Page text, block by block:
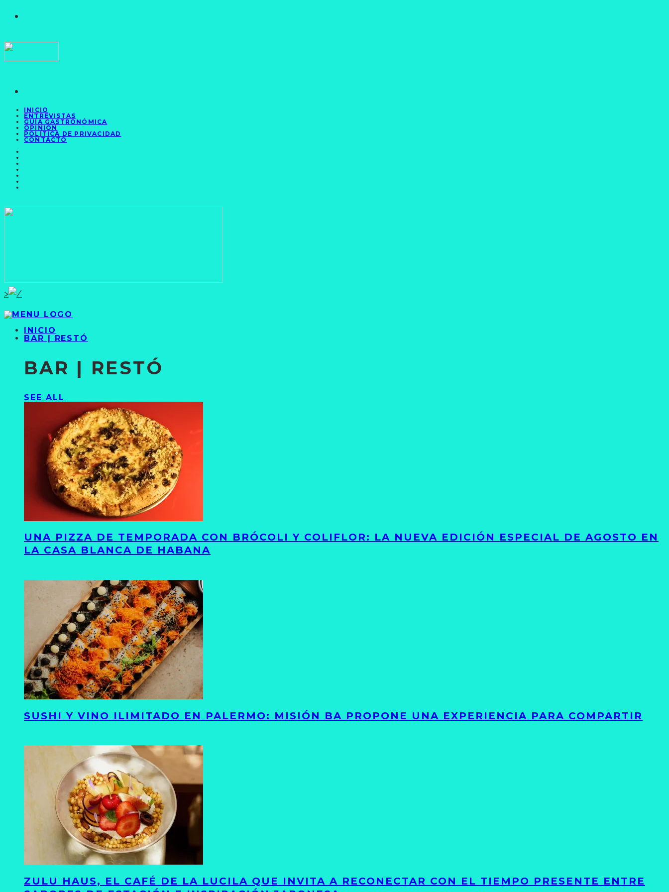
INICIO
ENTREVISTAS
GUÍA GASTRONÓMICA
OPINIÓN
POLÍTICA DE PRIVACIDAD
CONTACTO
>
INICIO
BAR | RESTÓ
BAR | RESTÓ
SEE ALL
UNA PIZZA DE TEMPORADA CON BRÓCOLI Y COLIFLOR: LA NUEVA EDICIÓN ESPECIAL DE AGOSTO EN
LA CASA BLANCA DE HABANA
SUSHI Y VINO ILIMITADO EN PALERMO: MISIÓN BA PROPONE UNA EXPERIENCIA PARA COMPARTIR
ZULU HAUS, EL CAFÉ DE LA LUCILA QUE INVITA A RECONECTAR CON EL TIEMPO PRESENTE ENTRE